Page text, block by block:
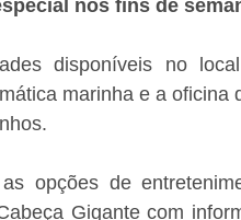
nos fins de
disponíveis no
marinha e a
opções de
Gigante com